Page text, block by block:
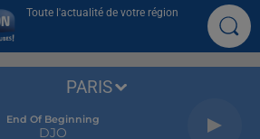
Toute l'actualité de votre région
End Of Beginning
DJO
PARIS